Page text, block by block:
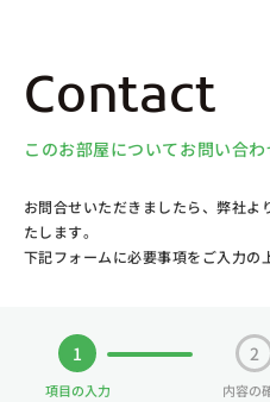
Contact
このお部屋についてお問い合わ
お問合せいただきましたら、弊社よ
たします。
下記フォームに必要事項をご入力の
1
項目の入力
2
内容の